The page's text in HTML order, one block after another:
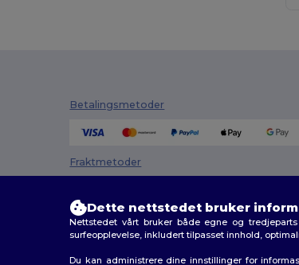
Betalingsmetoder
Fraktmetoder
Dette nettstedet bruker
Nettstedet vårt bruker både egne og
surfeopplevelse, inkludert tilpasset innhold,
Du kan administrere dine innstillinger for